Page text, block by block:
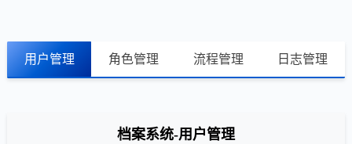
用户管理 角色管理 流程管理 日志管理
档案系统-用户管理